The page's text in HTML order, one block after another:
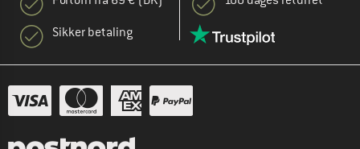
Sikker betaling